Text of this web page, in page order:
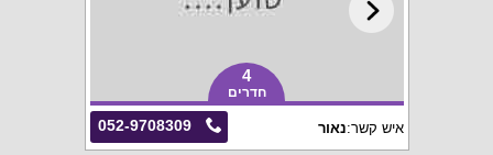
4
חדרים
052-9708309 איש קשר:נאור